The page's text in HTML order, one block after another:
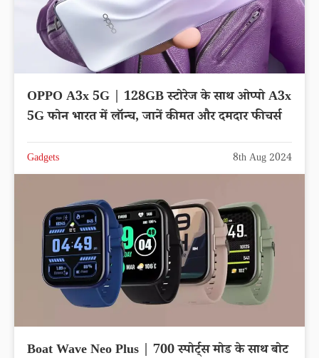
OPPO A3x 5G | 128GB स्टोरेज के साथ ओप्पो A3x
5G फोन भारत में लॉन्च, जानें कीमत और दमदार फीचर्स
Gadgets 8th Aug 2024
Boat Wave Neo Plus | 700 स्पोर्ट्स मोड के साथ बोट